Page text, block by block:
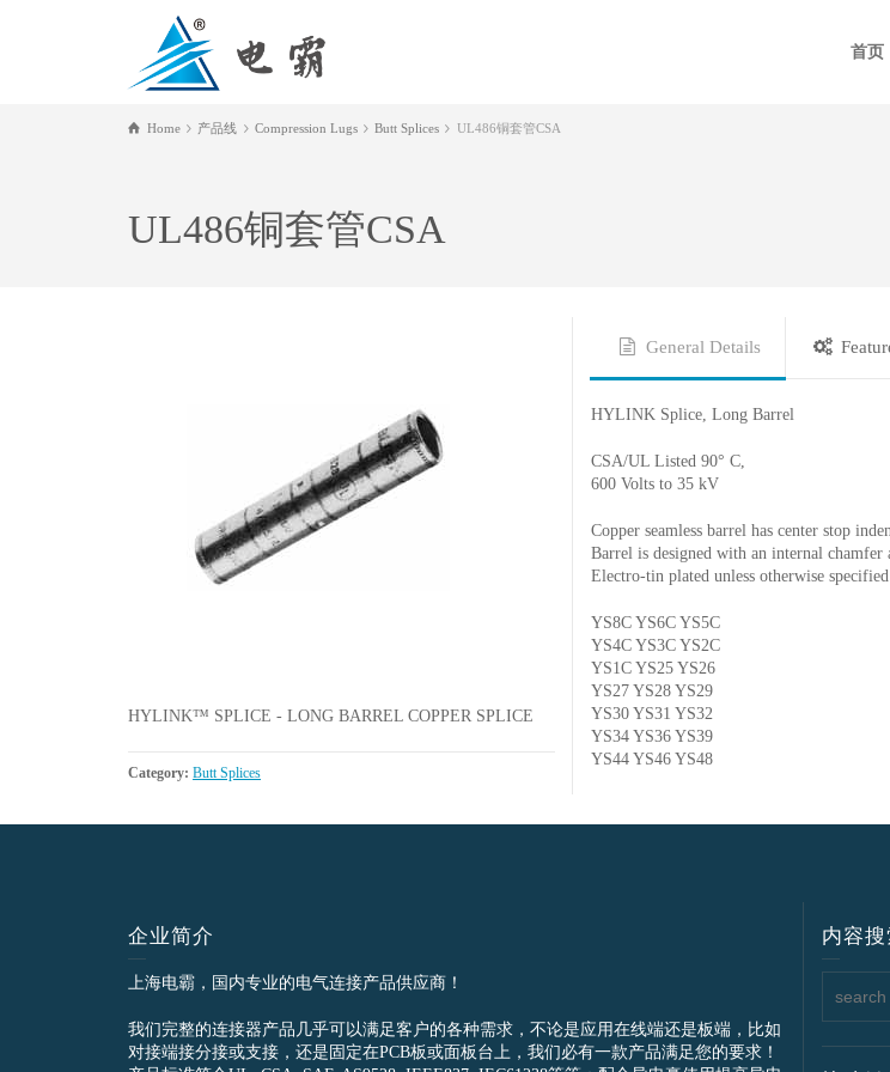
首页
Home 产品线 Compression Lugs Butt Splices UL486铜套管CSA
UL486铜套管CSA
HYLINK™ SPLICE - LONG BARREL COPPER SPLICE
Category: Butt Splices
General Details
HYLINK Splice, Long Barrel
CSA/UL Listed 90° C,
600 Volts to 35 kV
Copper seamless barrel has center stop
Barrel is designed with an internal
Electro-tin plated unless otherwise
YS8C YS6C YS5C
YS4C YS3C YS2C
YS1C YS25 YS26
YS27 YS28 YS29
YS30 YS31 YS32
YS34 YS36 YS39
YS44 YS46 YS48
企业简介
上海电霸，国内专业的电气连接产品供应商！
我们完整的连接器产品几乎可以满足客户的各种需求，不论是应用在线端还是板端，比如
对接端接分接或支接，还是固定在PCB板或面板台上，我们必有一款产品满足您的要求！
内容搜